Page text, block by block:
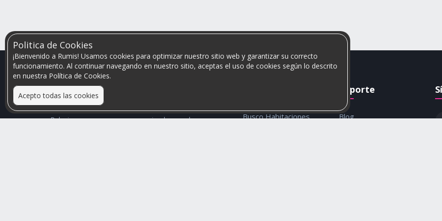
Politica de Cookies
¡Bienvenido a Rumis! Usamos cookies para optimizar nuestro sitio web y garantizar su correcto
funcionamiento. Al continuar navegando en nuestro sitio, aceptas el uso de cookies según lo descrito
en nuestra Política de Cookies.
Acepto todas las cookies
Relacionamos personas que arriendan con las que
Busco Habitaciones
Soporte
Blog